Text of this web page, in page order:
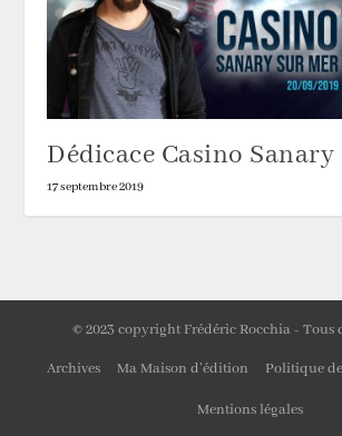
Dédicace Casino
17 septembre 2019
© 2023 copyright Frédéric Rocchia - Tous
Archives Ma Maison d’édition Politique
Mentions légales